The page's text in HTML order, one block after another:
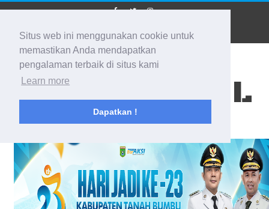
Situs web ini menggunakan cookie untuk
memastikan Anda mendapatkan
pengalaman terbaik di situs kami
Learn more
Dapatkan !
BIDIK KALSEL
Membidik Ke Segala Arah